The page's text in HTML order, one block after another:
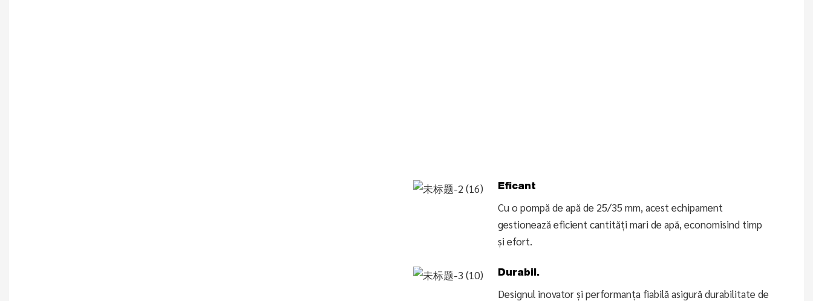
Eficant
Cu o pompă de apă de 25/35 mm, acest echipament
gestionează eficient cantități mari de apă, economisind timp
și efort.
Durabil.
Designul inovator și performanța fiabilă asigură durabilitate de